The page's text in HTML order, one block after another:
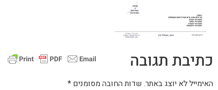
כתיבת תגובה
האימייל לא יוצג באתר. שדות החובה מסומנים *